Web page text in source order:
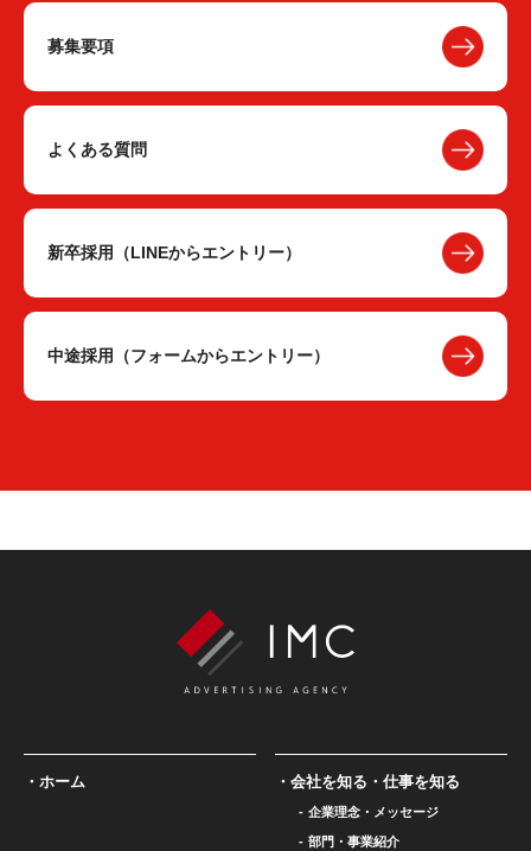
募集要項
よくある質問
新卒採用（LINEからエントリー）
中途採用（フォームからエントリー）
ホーム 会社を知る・仕事を知る
企業理念・メッセージ
部門・事業紹介